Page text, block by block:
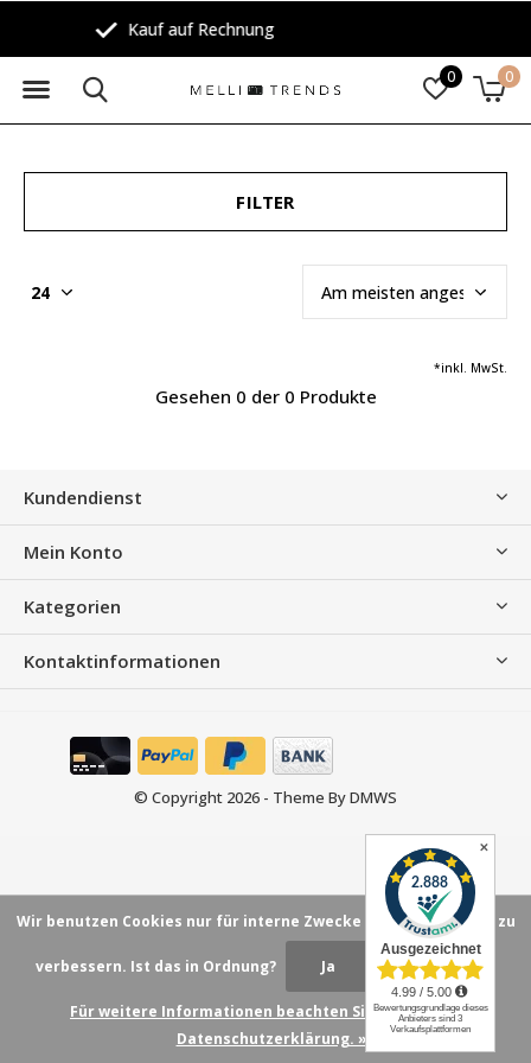
0 0
FILTER
*inkl. MwSt.
Gesehen 0 der 0 Produkte
Kundendienst
Mein Konto
Kategorien
Kontaktinformationen
© Copyright 2026 - Theme ByDMWS
Wir benutzen Cookies nur für interne Zwecke um den Webshop zu
verbessern. Ist das in Ordnung? Ja Nein
Für weitere Informationen beachten Sie bitte unsere
Datenschutzerklärung. »
✕